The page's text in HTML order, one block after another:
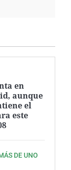
en
aunque
el
este
DE UNO